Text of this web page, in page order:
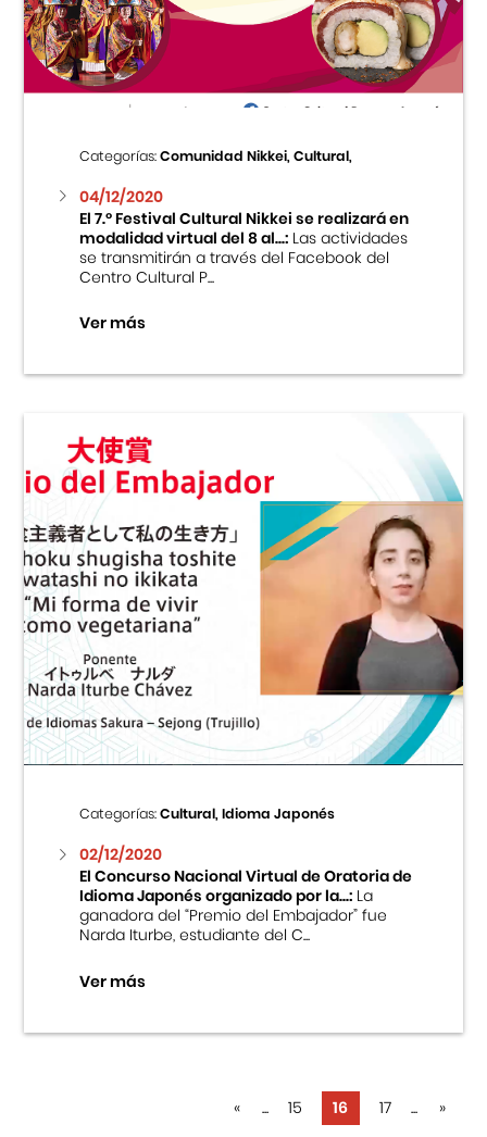
Categorías:Comunidad Nikkei, Cultural,
04/12/2020
El 7.º Festival Cultural Nikkei se realizará en
modalidad virtual del 8 al...:Las actividades
se transmitirán a través del Facebook del
Centro Cultural P...
Ver más
Categorías:Cultural, Idioma Japonés
02/12/2020
El Concurso Nacional Virtual de Oratoria de
Idioma Japonés organizado por la...:La
ganadora del “Premio del Embajador” fue
Narda Iturbe, estudiante del C...
Ver más
« ... 15 16 17 ... »